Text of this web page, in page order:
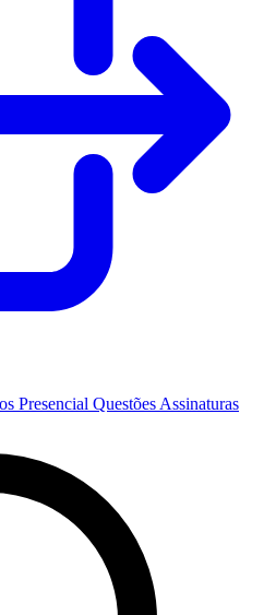
Presencial Questões Assinaturas